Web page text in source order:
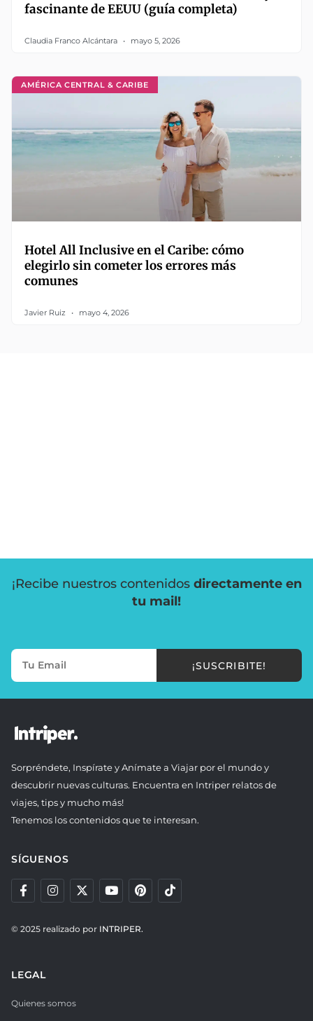
fascinante de EEUU (guía completa)
Claudia Franco Alcántara mayo 5, 2026
AMÉRICA CENTRAL & CARIBE
Hotel All Inclusive en el Caribe: cómo
elegirlo sin cometer los errores más
comunes
Javier Ruiz mayo 4, 2026
¡Recibe nuestros contenidos directamente en
tu mail!
¡SUSCRIBITE!
Sorpréndete, Inspírate y Anímate a Viajar por el mundo y
descubrir nuevas culturas. Encuentra en Intriper relatos de
viajes, tips y mucho más!
Tenemos los contenidos que te interesan.
SÍGUENOS
© 2025 realizado por INTRIPER.
LEGAL
Quienes somos